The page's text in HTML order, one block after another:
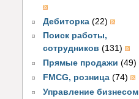
Дебиторка (22)
Поиск работы,
сотрудников (131)
Прямые продажи (49)
FMCG, розница (74)
Управление бизнесом